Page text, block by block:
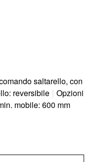
saltarello, con
reversibile | Opzioni
mobile: 600 mm